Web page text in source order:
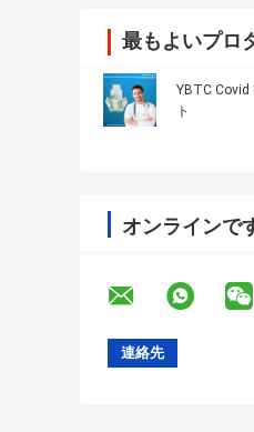
最もよいプロ
YBTC Covid
ト
オンラインで